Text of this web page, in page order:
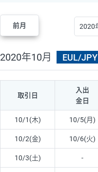
前月
2020年10月 EUL/JPY
取引日
入出
金日
10/1(木) 10/5(月)
10/2(金) 10/6(火)
10/3(土) -